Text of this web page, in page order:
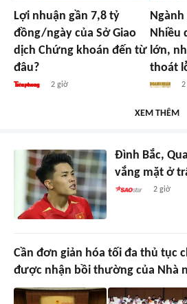
Lợi nhuận gần 7,8 tỷ
đồng/ngày của Sở Giao
dịch Chứng khoán đến từ
đâu?
2 giờ
Nhiều
lớn,
thoát
2
XEM THÊM
Đình Bắc,
vắng mặt ở
2 giờ
Cần đơn giản hóa tối đa thủ tục
được nhận bồi thường của Nhà